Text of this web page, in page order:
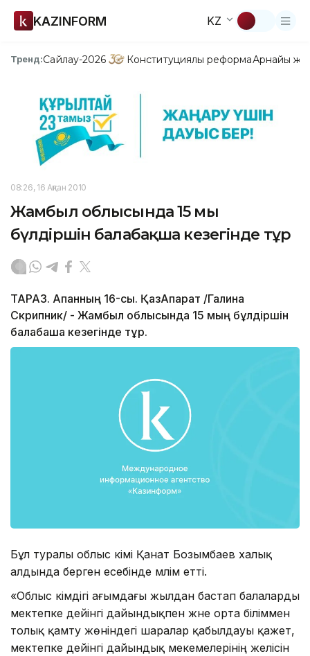
KAZINFORM KZ
Тренд:Сайлау-2026 Конституциялық реформаАрнайы
08:26, 16 Ақпан 2010
Жамбыл облысында 15 мың
бүлдіршін балабақша кезегінде тұр
ТАРАЗ. Ақпанның 16-сы. ҚазАқпарат /Галина
Скрипник/ - Жамбыл облысында 15 мың бұлдіршін
балабақша кезегінде тұр.
Бұл туралы облыс әкімі Қанат Бозымбаев халық
алдында берген есебінде мәлім етті.
«Облыс әкімдігі ағымдағы жылдан бастап балаларды
мектепке дейінгі дайындықпен және орта біліммен
толық қамту жөніндегі шаралар қабылдауы қажет,
мектепке дейінгі дайындық мекемелерінің желісін